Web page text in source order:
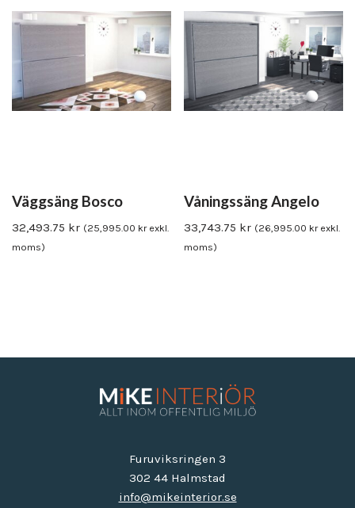
Väggsäng Bosco
32,493.75 kr (25,995.00 krexkl.
moms)
Våningssäng Angelo
33,743.75 kr (26,995.00 krexkl.
moms)
Furuviksringen 3
302 44 Halmstad
info@mikeinterior.se